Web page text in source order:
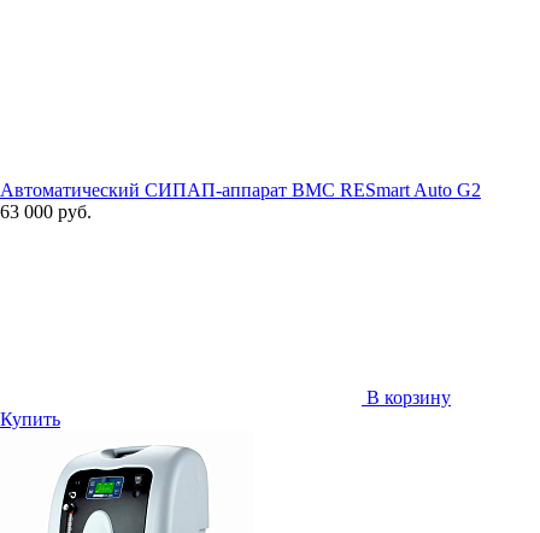
Автоматический СИПАП-аппарат BMC RESmart Auto G2
63 000 руб.
В корзину
Купить